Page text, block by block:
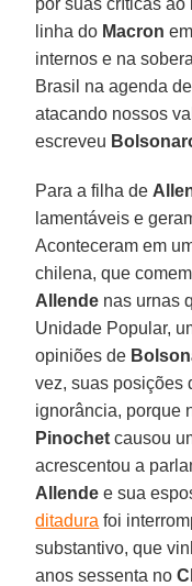
linha do Macron
internos e na
Brasil na agenda
atacando nossos
escreveu
Para a filha de
lamentáveis e
Aconteceram em
chilena, que
Allende nas urnas
Unidade Popular,
opiniões de
vez, suas posições
ignorância, porque
Pinochet causou
acrescentou a
Allende e sua
ditadura foi
substantivo, que
anos sessenta no